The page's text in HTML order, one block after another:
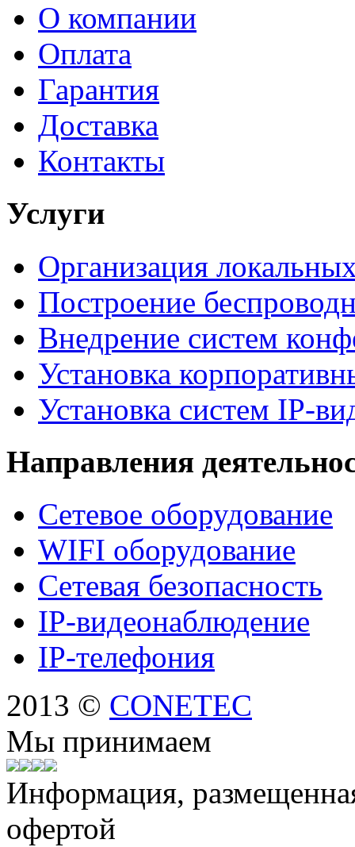
О компании
Оплата
Гарантия
Доставка
Контакты
Услуги
Организация
Построение
Внедрение систем
Установка
Установка систем IP-
Направления
Сетевое оборудование
WIFI оборудование
Сетевая безопасность
IP-видеонаблюдение
IP-телефония
2013 © CONETEC
Мы принимаем
Информация,
офертой